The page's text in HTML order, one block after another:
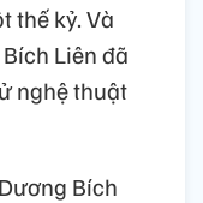
thế kỷ. Và
Liên đã
nghệ thuật
Bích